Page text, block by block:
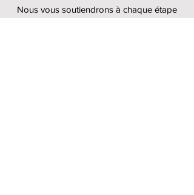
Nous vous soutiendrons à chaque étape